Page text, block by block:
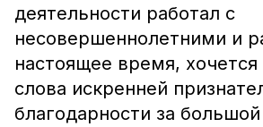
деятельности работал с
несовершеннолетними и
настоящее время, хочется
слова искренней
благодарности за